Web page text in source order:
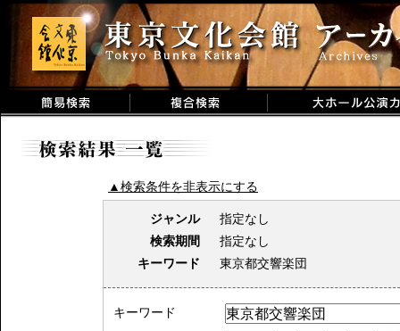
▲検索条件を非表示にする
ジャンル
指定なし
検索期間
指定なし
キーワード
東京都交響楽団
キーワード